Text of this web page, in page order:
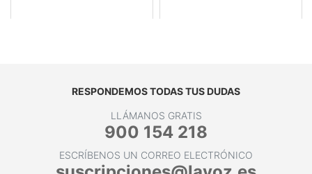
RESPONDEMOS TODAS TUS DUDAS
LLÁMANOS GRATIS
900 154 218
ESCRÍBENOS UN CORREO ELECTRÓNICO